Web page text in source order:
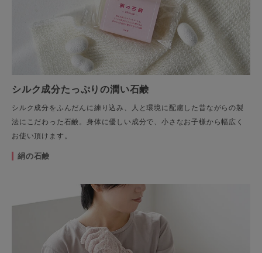
シルク成分たっぷりの潤い石鹸
シルク成分をふんだんに練り込み、人と環境に配慮した昔ながらの製
法にこだわった石鹸。身体に優しい成分で、小さなお子様から幅広く
お使い頂けます。
絹の石鹸